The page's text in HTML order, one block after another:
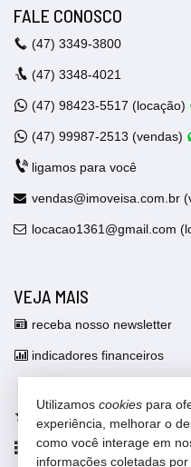
FALE CONOSCO
(47) 3349-3800
(47) 3348-4021
(47) 98423-5517 (locação)
(47) 99987-2513 (vendas)
ligamos para você
vendas@imoveisa.com.br
locacao1361@gmail.com
VEJA MAIS
receba nosso newsletter
indicadores financeiros
imóveis favoritos
mapa de imóveis
Utilizamos cookies para
experiência, melhorar o
como você interage em
informações coletadas